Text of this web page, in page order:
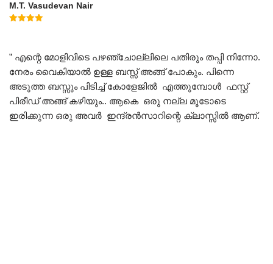
M.T. Vasudevan Nair
” എന്റെ മോളിവിടെ പഴഞ്ചോല്ലിലെ പതിരും തപ്പി നിന്നോ.
നേരം വൈകിയാൽ ഉള്ള ബസ്സ് അങ്ങ് പോകും. പിന്നെ
അടുത്ത ബസ്സും പിടിച്ച് കോളേജിൽ എത്തുമ്പോൾ ഫസ്റ്റ്
പിരീഡ് അങ്ങ് കഴിയും.. ആകെ ഒരു നല്ല മൂടോടെ
ഇരിക്കുന്ന ഒരു അവർ ഇന്ദ്രൻസാറിന്റെ ക്ലാസ്സിൽ ആണ്.